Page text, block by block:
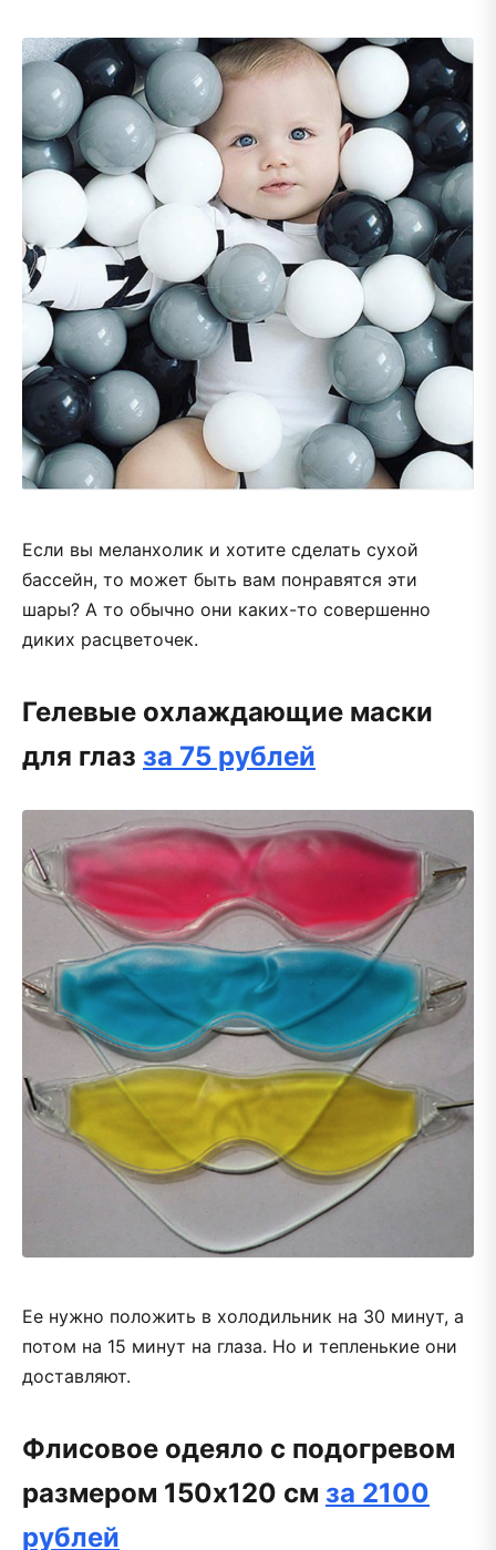
Если вы меланхолик и хотите сделать сухой
бассейн, то может быть вам понравятся эти
шары? А то обычно они каких-то совершенно
диких расцветочек.
Гелевые охлаждающие маски
для глаз за 75 рублей
Ее нужно положить в холодильник на 30 минут, а
потом на 15 минут на глаза. Но и тепленькие они
доставляют.
Флисовое одеяло с подогревом
размером 150х120 см за 2100
рублей